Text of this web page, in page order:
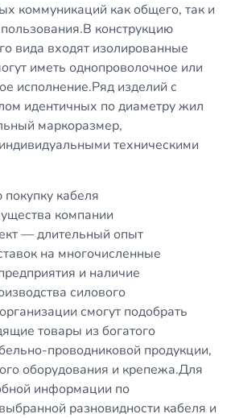
коммуникаций как общего, так и
конструкцию
вида входят изолированные
иметь однопроволочное или
исполнение.Ряд изделий с
идентичных по диаметру жил
маркоразмер,
техническими
кабеля
компании
— длительный опыт
на многочисленные
и наличие
силового
смогут подобрать
товары из богатого
проводниковой продукции,
оборудования и крепежа.Для
информации по
разновидности кабеля и